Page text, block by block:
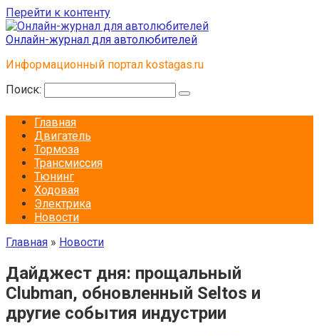
Перейти к контенту
Онлайн-журнал для автолюбителей
Информационный портал kostagas.ru
Поиск:
Главная
Двигатель
Тормоза
Трансмиссия
Тюнинг
Ходовая
Электрика
Новости
Главная » Новости
Дайджест дня: прощальный
Clubman, обновленный Seltos и
другие события индустрии